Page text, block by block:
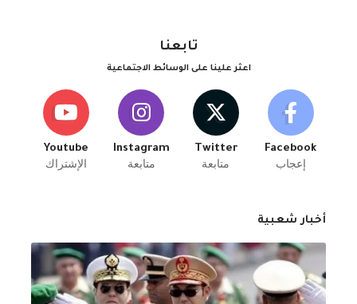
تابعنا
اعثر علينا على الوسائط الاجتماعية
Facebook
إعجاب
Twitter
متابعة
Instagram
متابعة
Youtube
الإشتراك
أخبار شعبية